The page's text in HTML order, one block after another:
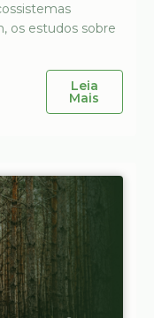
os estudos sobre
Leia
Mais